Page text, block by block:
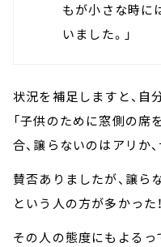
もが小さな時に
いました。」
状況を補足しますと、自
「子供のために窓側の席
合、譲らないのはアリか、
賛否ありましたが、譲ら
という人の方が多かった！
その人の態度にもよる